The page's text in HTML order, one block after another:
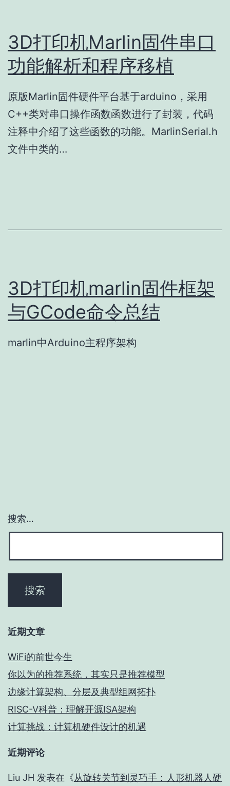
3D打印机Marlin固件串口
功能解析和程序移植
原版Marlin固件硬件平台基于arduino，采用
C++类对串口操作函数函数进行了封装，代码
注释中介绍了这些函数的功能。MarlinSerial.h
文件中类的…
3D打印机marlin固件框架
与GCode命令总结
marlin中Arduino主程序架构
搜索…
近期文章
WiFi的前世今生
你以为的推荐系统，其实只是推荐模型
边缘计算架构、分层及典型组网拓扑
RISC-V科普：理解开源ISA架构
计算挑战：计算机硬件设计的机遇
近期评论
Liu JH 发表在《从旋转关节到灵巧手：人形机器人硬